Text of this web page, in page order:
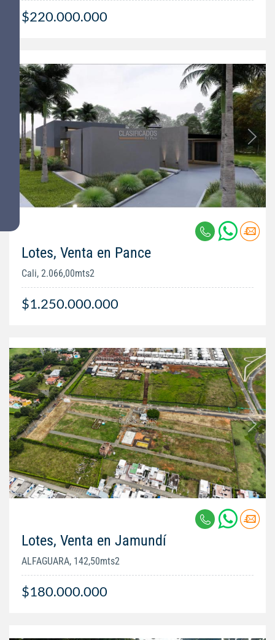
$220.000.000
Lotes, Venta en Pance
Cali, 2.066,00mts2
$1.250.000.000
Lotes, Venta en Jamundí
ALFAGUARA, 142,50mts2
$180.000.000